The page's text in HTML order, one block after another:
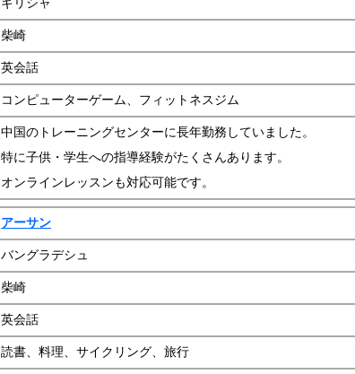
ギリシャ
柴崎
英会話
コンピューターゲーム、フィットネスジム
中国のトレーニングセンターに長年勤務していました。
特に子供・学生への指導経験がたくさんあります。
オンラインレッスンも対応可能です。
アーサン
バングラデシュ
柴崎
英会話
読書、料理、サイクリング、旅行